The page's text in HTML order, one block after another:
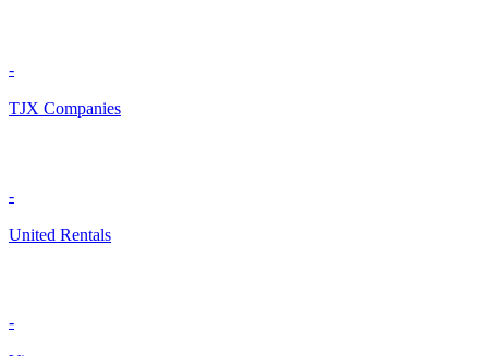
-
TJX Companies
-
United Rentals
-